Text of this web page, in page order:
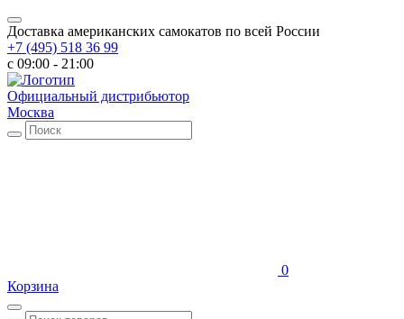
Доставка американских самокатов по всей России
+7 (495) 518 36 99
c 09:00 - 21:00
Официальный дистрибьютор
Москва
0
Корзина